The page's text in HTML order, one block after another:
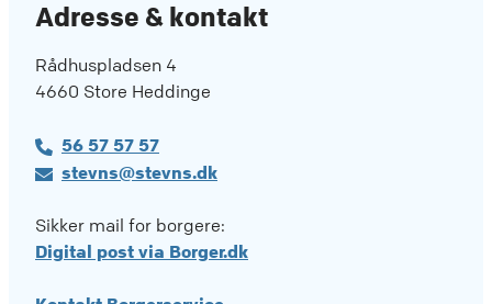
Adresse & kontakt
Rådhuspladsen 4
4660 Store Heddinge
56 57 57 57
stevns@stevns.dk
Sikker mail for borgere:
Digital post via Borger.dk